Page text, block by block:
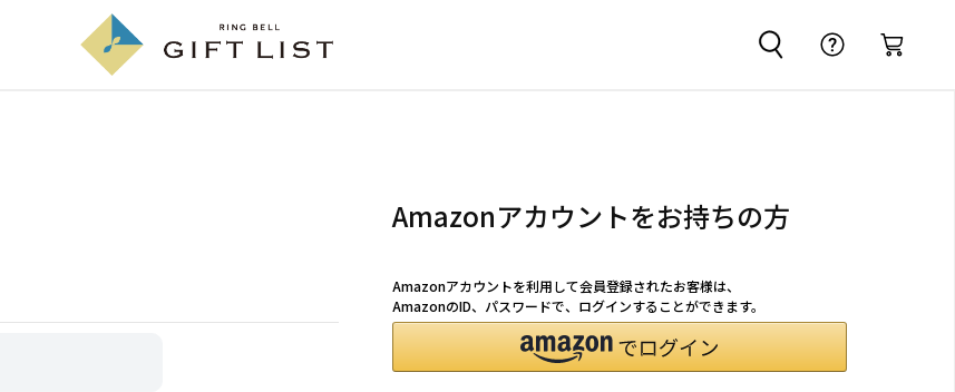
Amazonアカウントをお持ちの方
Amazonアカウントを利用して会員登録されたお客様は、
AmazonのID、パスワードで、ログインすることができます。